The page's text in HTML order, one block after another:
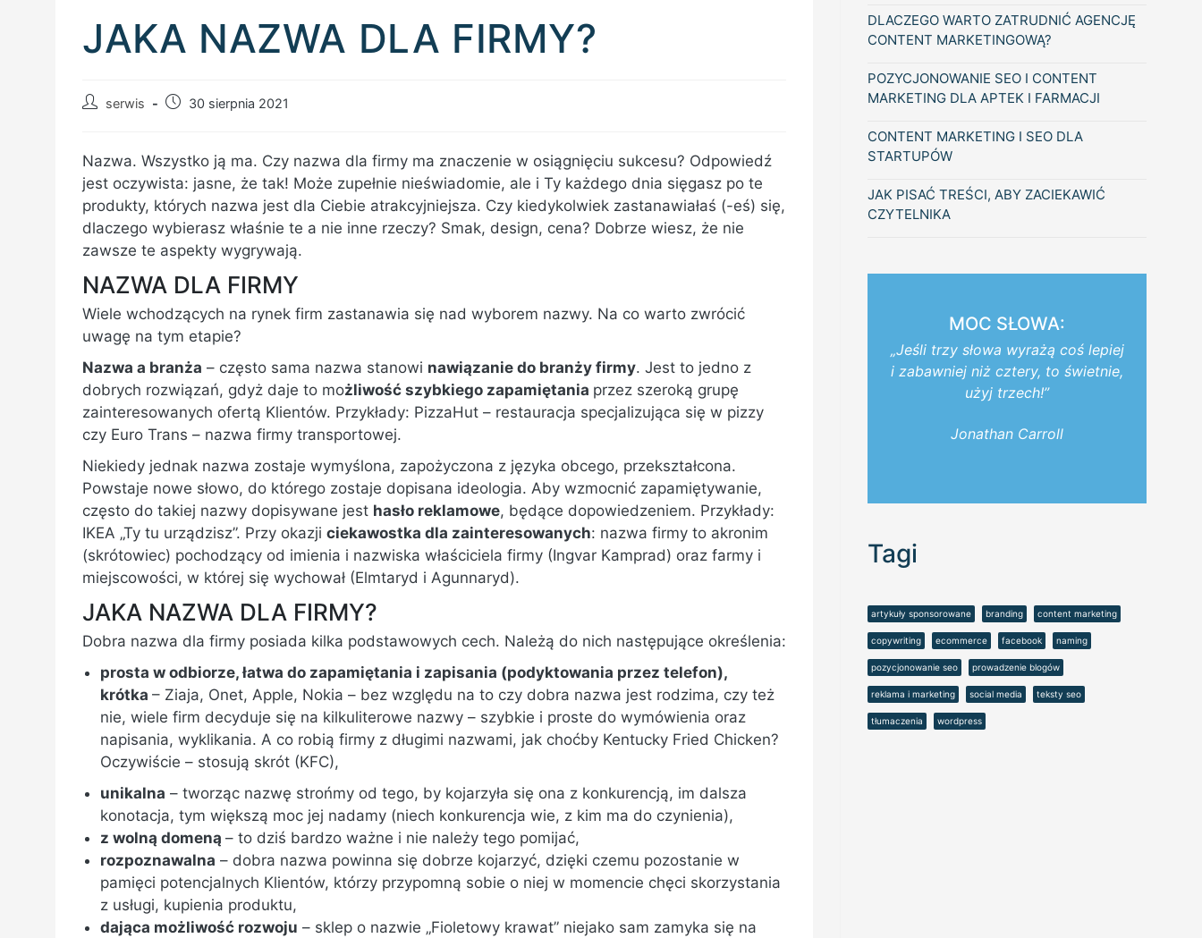
JAKA NAZWA DLA FIRMY?
Postserwis
Post30 sierpnia 2021
Nazwa. Wszystko ją ma. Czy nazwa dla firmy ma znaczenie w osiągnięciu sukcesu? Odpowiedź
jest oczywista: jasne, że tak! Może zupełnie nieświadomie, ale i Ty każdego dnia sięgasz po te
produkty, których nazwa jest dla Ciebie atrakcyjniejsza. Czy kiedykolwiek zastanawiałaś (-eś) się,
dlaczego wybierasz właśnie te a nie inne rzeczy? Smak, design, cena? Dobrze wiesz, że nie
zawsze te aspekty wygrywają.
NAZWA DLA FIRMY
Wiele wchodzących na rynek firm zastanawia się nad wyborem nazwy. Na co warto zwrócić
uwagę na tym etapie?
Nazwa a branża – często sama nazwa stanowi nawiązanie do branży firmy. Jest to jedno z
dobrych rozwiązań, gdyż daje to możliwość szybkiego zapamiętania przez szeroką grupę
zainteresowanych ofertą Klientów. Przykłady: PizzaHut – restauracja specjalizująca się w pizzy
czy Euro Trans – nazwa firmy transportowej.
Niekiedy jednak nazwa zostaje wymyślona, zapożyczona z języka obcego, przekształcona.
Powstaje nowe słowo, do którego zostaje dopisana ideologia. Aby wzmocnić zapamiętywanie,
często do takiej nazwy dopisywane jest hasło reklamowe, będące dopowiedzeniem. Przykłady:
IKEA „Ty tu urządzisz”. Przy okazji ciekawostka dla zainteresowanych: nazwa firmy to akronim
(skrótowiec) pochodzący od imienia i nazwiska właściciela firmy (Ingvar Kamprad) oraz farmy i
miejscowości, w której się wychował (Elmtaryd i Agunnaryd).
JAKA NAZWA DLA FIRMY?
Dobra nazwa dla firmy posiada kilka podstawowych cech. Należą do nich następujące określenia:
prosta w odbiorze, łatwa do zapamiętania i zapisania (podyktowania przez telefon),
krótka – Ziaja, Onet, Apple, Nokia – bez względu na to czy dobra nazwa jest rodzima, czy też
nie, wiele firm decyduje się na kilkuliterowe nazwy – szybkie i proste do wymówienia oraz
napisania, wyklikania. A co robią firmy z długimi nazwami, jak choćby Kentucky Fried Chicken?
Oczywiście – stosują skrót (KFC),
unikalna – tworząc nazwę strońmy od tego, by kojarzyła się ona z konkurencją, im dalsza
konotacja, tym większą moc jej nadamy (niech konkurencja wie, z kim ma do czynienia),
z wolną domeną – to dziś bardzo ważne i nie należy tego pomijać,
rozpoznawalna – dobra nazwa powinna się dobrze kojarzyć, dzięki czemu pozostanie w
pamięci potencjalnych Klientów, którzy przypomną sobie o niej w momencie chęci skorzystania
z usługi, kupienia produktu,
dająca możliwość rozwoju – sklep o nazwie „Fioletowy krawat” niejako sam zamyka się na
DLACZEGO WARTO ZATRUDNIĆ AGENCJĘ
CONTENT MARKETINGOWĄ?
POZYCJONOWANIE SEO I CONTENT
MARKETING DLA APTEK I FARMACJI
CONTENT MARKETING I SEO DLA
STARTUPÓW
JAK PISAĆ TREŚCI, ABY ZACIEKAWIĆ
CZYTELNIKA
MOC SŁOWA:
„Jeśli trzy słowa wyrażą coś lepiej
i zabawniej niż cztery, to świetnie,
użyj trzech!”
Jonathan Carroll
Tagi
artykuły sponsorowane branding content marketing
copywriting ecommerce facebook naming
pozycjonowanie seo prowadzenie blogów
reklama i marketing social media teksty seo
tłumaczenia wordpress